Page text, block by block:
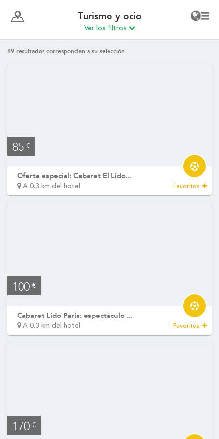
Turismo y ocio
Ver los filtros
89 resultados corresponden a su selección
85 €
Oferta especial: Cabaret El Lido...
A 0.3 km del hotel Favoritos
100 €
Cabaret Lido París: espectáculo ...
A 0.3 km del hotel Favoritos
170 €